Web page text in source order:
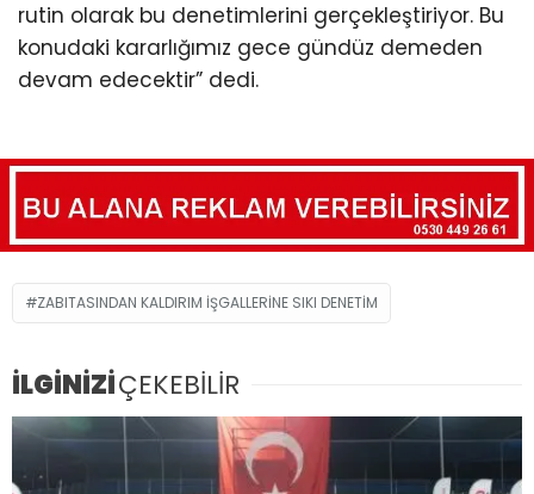
rutin olarak bu denetimlerini gerçekleştiriyor. Bu
konudaki kararlığımız gece gündüz demeden
devam edecektir” dedi.
ZABITASINDAN KALDIRIM IŞGALLERINE SIKI DENETIM
İLGİNİZİÇEKEBİLİR